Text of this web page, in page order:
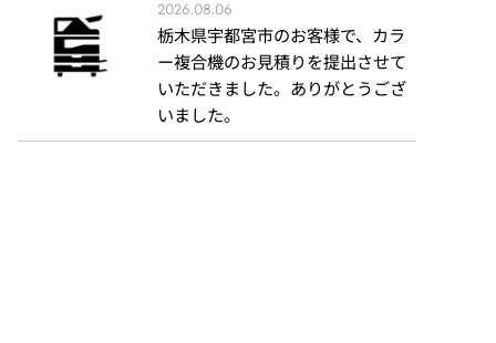
2026.08.06
栃木県宇都宮市のお客様で、カラ
ー複合機のお見積りを提出させて
いただきました。ありがとうござ
いました。